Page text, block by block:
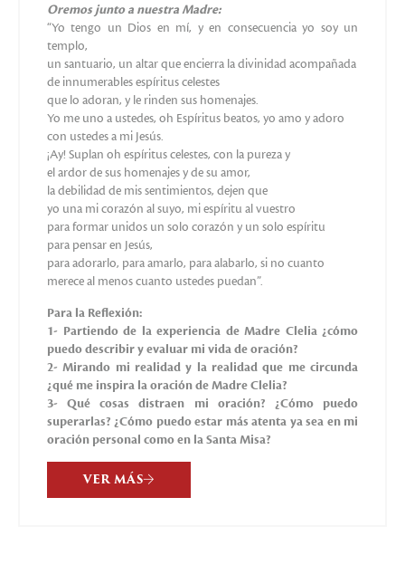
Además, al ser la Congregación por ella fundada dedicada al
Sagrado Corazón de Jesús, este concepto aparecía muy
frecuentemente en su lenguaje cotidiano.
Dos testigos relatan:
“Buscaba alimentar y aumentar la intensidad de la vida
cristiana a través del culto, en particular de la Eucaristía y del
Sacratísimo Corazón de Jesús, tanto así que ha llamado al
Instituto “Apóstoles del Corazón de Jesús”.
Madre Clelia era muy devota del Sagrado Corazón de Jesús y
le hablaba de Él a cualquiera que se acercaba a ella para
visitarla: recomendaba ir a la Iglesia y visitar a Jesús por amor
a los hombres permanecía en los Tabernáculos”.
En los escritos de Madre Clelia, en sus enseñanzas, la
La reparación a las ofensas infligidas a Jesús, que se ha hecho
crucificar por el inmenso amor a la humanidad, hizo en ella
muy vivo y relevante el concepto de “víctimas reparadoras”.
Un testigo expresa:
“La Madre nos exhortaba a mirar el Tabernáculo… a visitar
muchas veces durante el día a Jesús Sacramentado, “cual
prisionero por su gran amor”. Nos explicaba que nuestras
La participación en el misterio de Cristo Eucarístico
alimentaba su singular amor hacia el prójimo, le daba la